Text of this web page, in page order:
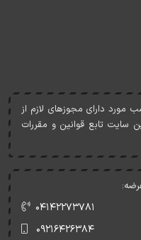
مورد دارای مجوزهای لازم از
سايت تابع قوانين و مقررات
۰۴۱۴۲۲۷۳۷۸۱
۰۹۲۱۶۴۲۶۳۸۴